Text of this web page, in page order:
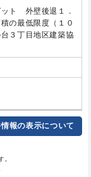
ット 外壁後退１．
の最低限度（１０
３丁目地区建築協
報の表示について